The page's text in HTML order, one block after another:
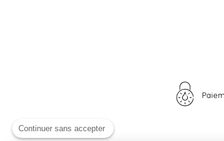
Continuer sans accepter